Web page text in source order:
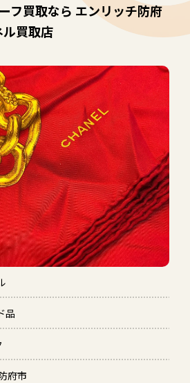
フ買取なら エンリッチ防府
買取店
品
府市